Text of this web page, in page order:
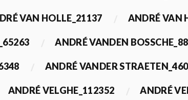
VAN HOLLE_21137 ANDRÉ VAN
ANDRÉ VANDEN
ANDRÉ VANDER
ANDRÉ VELGHE_112352 ANDRÉ